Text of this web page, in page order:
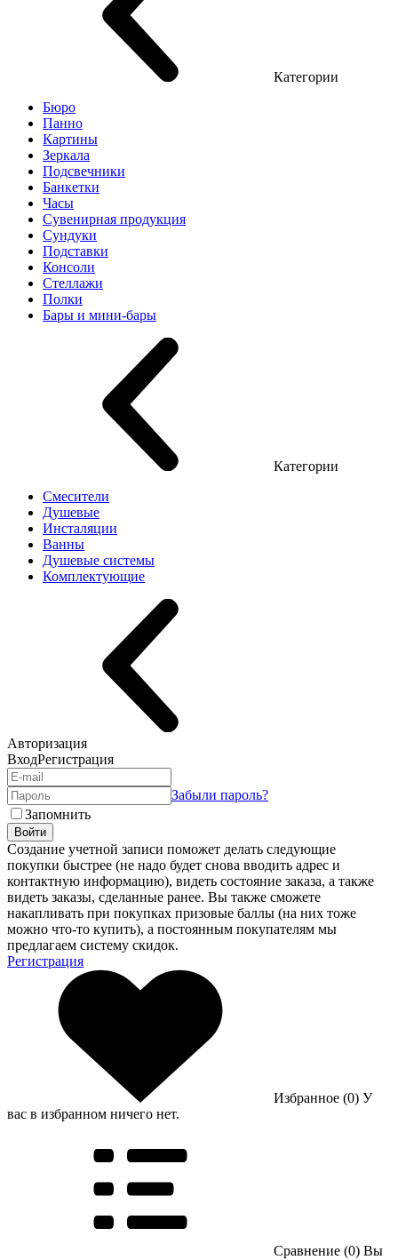
Категории
Бюро
Панно
Картины
Зеркала
Подсвечники
Банкетки
Часы
Сувенирная продукция
Сундуки
Подставки
Консоли
Стеллажи
Полки
Бары и мини-бары
Категории
Смесители
Душевые
Инсталяции
Ванны
Душевые системы
Комплектующие
Авторизация
ВходРегистрация
Забыли пароль?
Запомнить
Войти
Создание учетной записи поможет делать следующие
покупки быстрее (не надо будет снова вводить адрес и
контактную информацию), видеть состояние заказа, а также
видеть заказы, сделанные ранее. Вы также сможете
накапливать при покупках призовые баллы (на них тоже
можно что-то купить), а постоянным покупателям мы
предлагаем систему скидок.
Регистрация
Избранное (0) У
вас в избранном ничего нет.
Сравнение (0) Вы